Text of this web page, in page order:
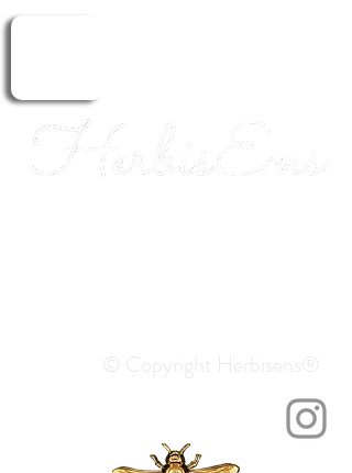
© Copyright Herbisens®